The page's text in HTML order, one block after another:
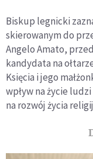
Biskup legnicki
skierowanym do
Angelo Amato,
kandydata na
Księcia i jego
wpływ na życie
na rozwój życia